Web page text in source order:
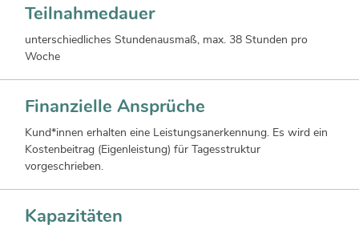
Teilnahmedauer
unterschiedliches Stundenausmaß, max. 38 Stunden pro
Woche
Finanzielle Ansprüche
Kund*innen erhalten eine Leistungsanerkennung. Es wird ein
Kostenbeitrag (Eigenleistung) für Tagesstruktur
vorgeschrieben.
Kapazitäten